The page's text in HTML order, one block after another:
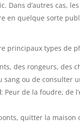
Dans d’autres cas,
en quelque sorte
principaux types de
des rongeurs, des
sang ou de consulter
: Peur de la foudre, de
quitter la maison